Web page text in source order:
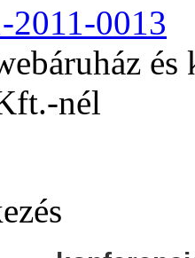
2011-0013
nél